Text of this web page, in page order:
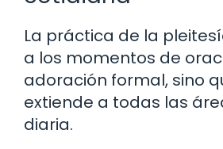
La práctica de la
a los momentos de
adoración formal, sino
extiende a todas las
diaria.